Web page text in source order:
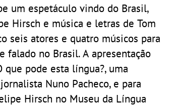
um espetáculo vindo do Brasil,
Hirsch e música e letras de Tom
seis atores e quatro músicos para
no Brasil. A apresentação
pode esta língua?, uma
Nuno Pacheco, e para
Hirsch no Museu da Língua